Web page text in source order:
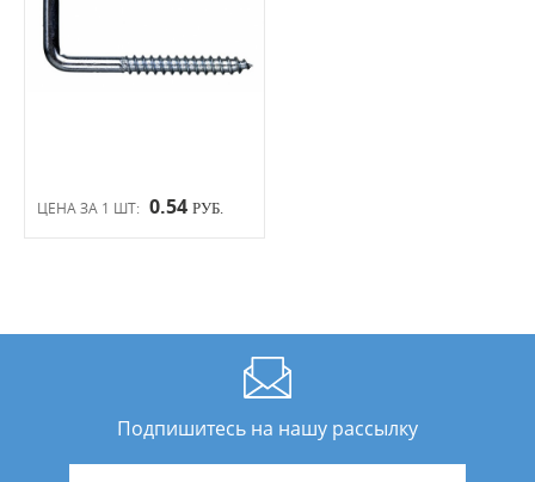
ЦЕНА ЗА 1 ШТ: 0.54 РУБ.
Подпишитесь на нашу рассылку